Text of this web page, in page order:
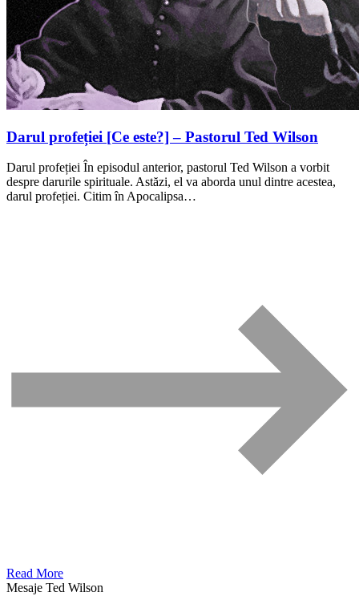
Darul profeției [Ce este?] – Pastorul Ted Wilson
Darul profeției În episodul anterior, pastorul Ted Wilson a vorbit
despre darurile spirituale. Astăzi, el va aborda unul dintre acestea,
darul profeției. Citim în Apocalipsa…
Read More
Mesaje Ted Wilson